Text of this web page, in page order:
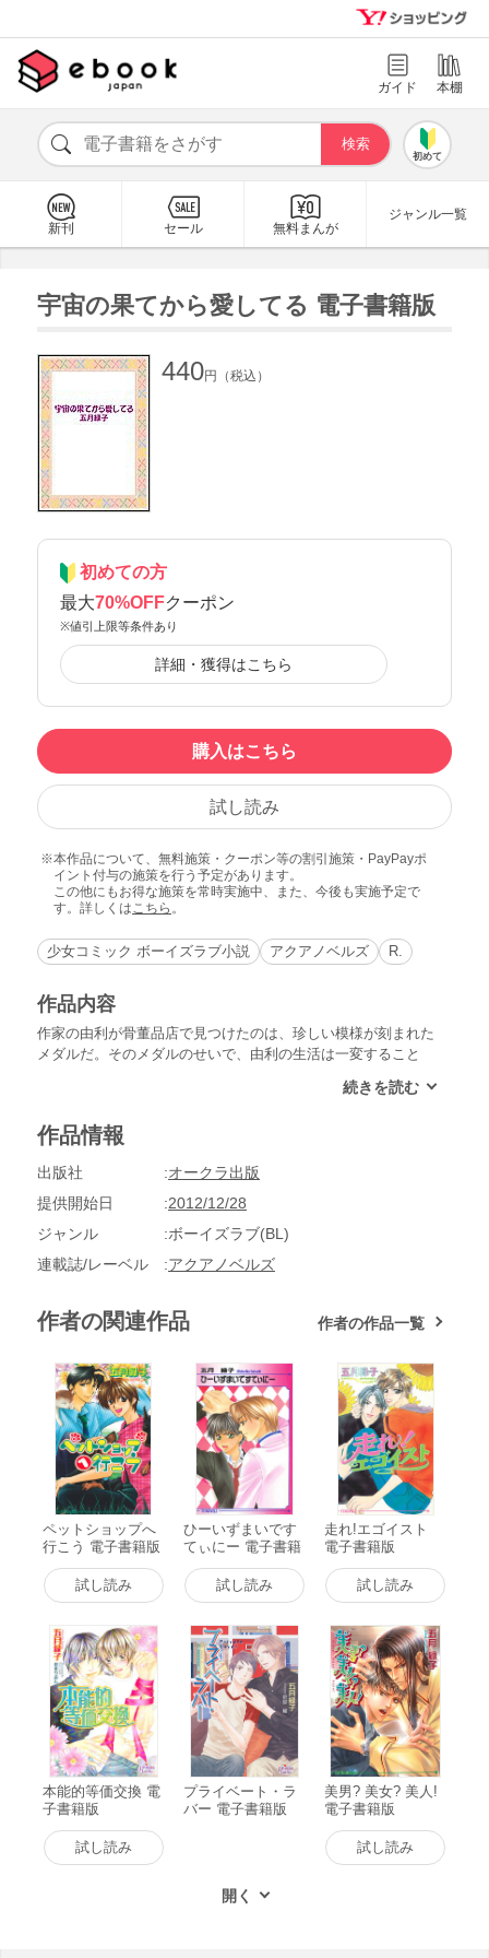
ガイド 本棚
初めて
新刊 セール 無料まんが
ジャンル一覧
宇宙の果てから愛してる 電子書籍版
440円（税込）
初めての方
最大70%OFFクーポン
※値引上限等条件あり
詳細・獲得はこちら
購入はこちら
試し読み
本作品について、無料施策・クーポン等の割引施策・PayPayポ
イント付与の施策を行う予定があります。
この他にもお得な施策を常時実施中、また、今後も実施予定で
す。詳しくはこちら 。
少女コミック ボーイズラブ小説 アクアノベルズ R.
作品内容
作家の由利が骨董品店で見つけたのは、珍しい模様が刻まれた
メダルだ。そのメダルのせいで、由利の生活は一変すること
をしたハンサムな男が現れたのだ！相手の思念が頭のなかに送
る。いくら自分は作家でも、こんな妄想じみた現実ってあ
──。
作品情報
出版社
オークラ出版
提供開始日
2012/12/28
ジャンル
ボーイズラブ(BL)
連載誌/レーベル
アクアノベルズ
作者の関連作品 作者の作品一覧
ペットショップへ
行こう 電子書籍版
試し読み
ひーいずまいです
てぃにー 電子書籍
試し読み
走れ!エゴイスト
電子書籍版
試し読み
本能的等価交換 電
子書籍版
試し読み
プライベート・ラ
バー 電子書籍版
美男? 美女? 美人!
電子書籍版
試し読み